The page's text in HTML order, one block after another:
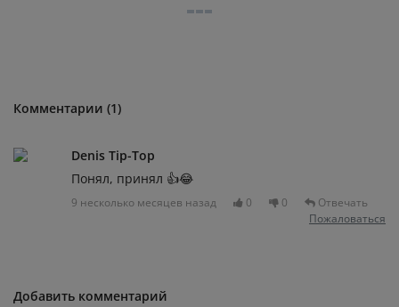
Комментарии (1)
Denis Tip-Top
Понял, принял 👍😂
9 несколько месяцев назад 0 0
Отвечать
Пожаловаться
Добавить комментарий